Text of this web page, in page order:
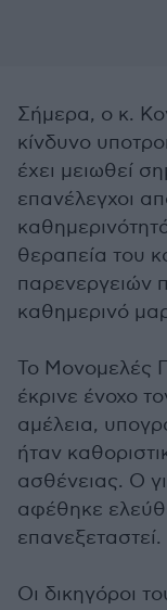
Σήμερα, ο κ.
κίνδυνο
έχει μειωθεί
επανέλεγχοι
θεραπεία του
παρενεργειών
καθημερινό
Το Μονομελές
έκρινε ένοχο
αμέλεια,
ήταν
ασθένειας. Ο
αφέθηκε
επανεξεταστεί.
Οι δικηγόροι